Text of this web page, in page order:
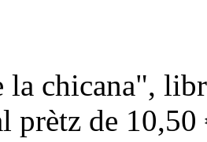
la chicana",
prètz de